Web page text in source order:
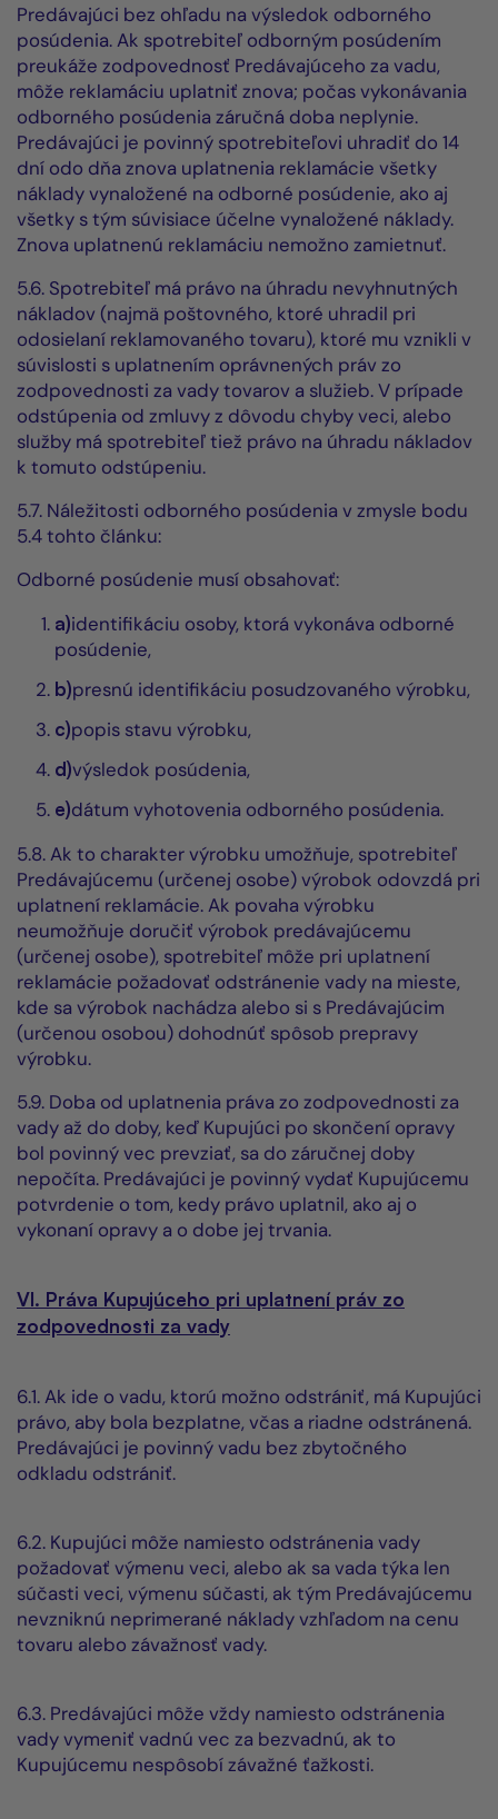
Predávajúci bez ohľadu na výsledok odborného
posúdenia. Ak spotrebiteľ odborným posúdením
preukáže zodpovednosť Predávajúceho za vadu,
môže reklamáciu uplatniť znova; počas vykonávania
odborného posúdenia záručná doba neplynie.
Predávajúci je povinný spotrebiteľovi uhradiť do 14
dní odo dňa znova uplatnenia reklamácie všetky
náklady vynaložené na odborné posúdenie, ako aj
všetky s tým súvisiace účelne vynaložené náklady.
Znova uplatnenú reklamáciu nemožno zamietnuť.
5.6. Spotrebiteľ má právo na úhradu nevyhnutných
nákladov (najmä poštovného, ktoré uhradil pri
odosielaní reklamovaného tovaru), ktoré mu vznikli v
súvislosti s uplatnením oprávnených práv zo
zodpovednosti za vady tovarov a služieb. V prípade
odstúpenia od zmluvy z dôvodu chyby veci, alebo
služby má spotrebiteľ tiež právo na úhradu nákladov
k tomuto odstúpeniu.
5.7. Náležitosti odborného posúdenia v zmysle bodu
5.4 tohto článku:
Odborné posúdenie musí obsahovať:
a)identifikáciu osoby, ktorá vykonáva odborné
posúdenie,
b)presnú identifikáciu posudzovaného výrobku,
c)popis stavu výrobku,
d)výsledok posúdenia,
e)dátum vyhotovenia odborného posúdenia.
5.8. Ak to charakter výrobku umožňuje, spotrebiteľ
Predávajúcemu (určenej osobe) výrobok odovzdá pri
uplatnení reklamácie. Ak povaha výrobku
neumožňuje doručiť výrobok predávajúcemu
(určenej osobe), spotrebiteľ môže pri uplatnení
reklamácie požadovať odstránenie vady na mieste,
kde sa výrobok nachádza alebo si s Predávajúcim
(určenou osobou) dohodnúť spôsob prepravy
výrobku.
5.9. Doba od uplatnenia práva zo zodpovednosti za
vady až do doby, keď Kupujúci po skončení opravy
bol povinný vec prevziať, sa do záručnej doby
nepočíta. Predávajúci je povinný vydať Kupujúcemu
potvrdenie o tom, kedy právo uplatnil, ako aj o
vykonaní opravy a o dobe jej trvania.
VI. Práva Kupujúceho pri uplatnení práv zo
zodpovednosti za vady
6.1. Ak ide o vadu, ktorú možno odstrániť, má Kupujúci
právo, aby bola bezplatne, včas a riadne odstránená.
Predávajúci je povinný vadu bez zbytočného
odkladu odstrániť.
6.2. Kupujúci môže namiesto odstránenia vady
požadovať výmenu veci, alebo ak sa vada týka len
súčasti veci, výmenu súčasti, ak tým Predávajúcemu
nevzniknú neprimerané náklady vzhľadom na cenu
tovaru alebo závažnosť vady.
6.3. Predávajúci môže vždy namiesto odstránenia
vady vymeniť vadnú vec za bezvadnú, ak to
Kupujúcemu nespôsobí závažné ťažkosti.